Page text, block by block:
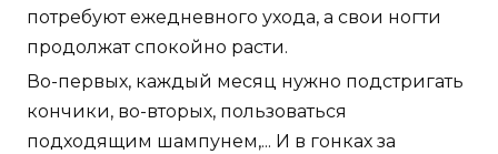
потребуют ежедневного ухода, а свои ногти
продолжат спокойно расти.
Во-первых, каждый месяц нужно подстригать
кончики, во-вторых, пользоваться
подходящим шампунем,... И в гонках за